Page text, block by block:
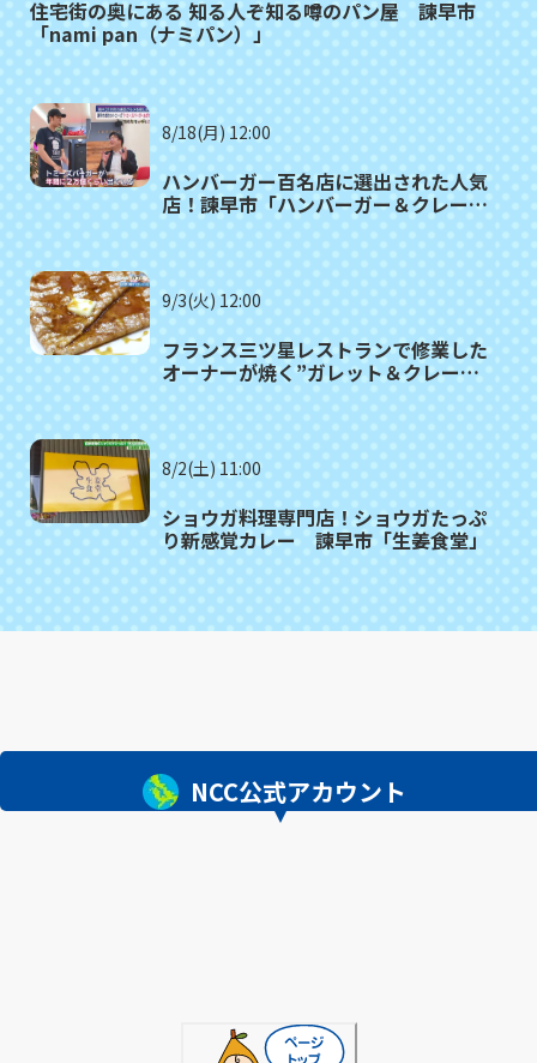
住宅街の奥にある 知る人ぞ知る噂のパン屋 諫早市
「nami pan（ナミパン）」
8/18(月) 12:00
ハンバーガー百名店に選出された人気
店！諫早市「ハンバーガー＆クレープ
9/3(火) 12:00
フランス三ツ星レストランで修業した
オーナーが焼く”ガレット＆クレープ”
8/2(土) 11:00
ショウガ料理専門店！ショウガたっぷ
り新感覚カレー 諫早市「生姜食堂」
NCC公式アカウント